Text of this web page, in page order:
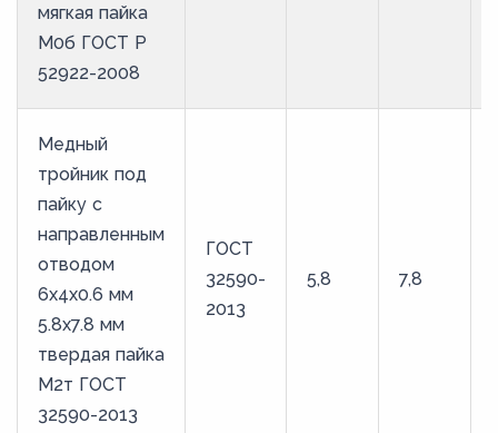
мягкая пайка
М0б ГОСТ Р
52922-2008
Медный
тройник под
пайку с
направленным
отводом
6х4х0.6 мм
5.8х7.8 мм
твердая пайка
М2т ГОСТ
32590-2013
ГОСТ
32590-
2013
5,8 7,8